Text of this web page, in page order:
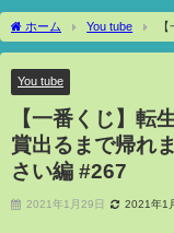
ホーム You tube
で帰れませんしたら... 時間で
You tube
【一番くじ】転
賞出るまで帰れ
さい編 #267
2021年1月29日 2021年1